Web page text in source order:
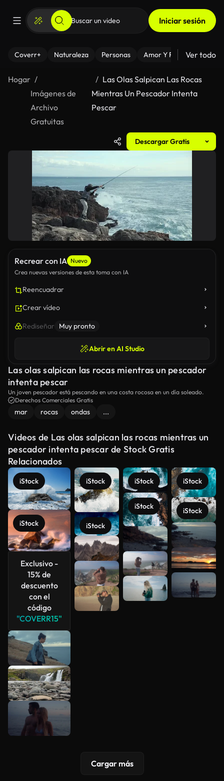
Iniciar sesión
Coverr+ Naturaleza Personas Amor Y Relaciones
Ver todo
Hogar
Imágenes de
Archivo
Gratuitas
Las Olas Salpican Las Rocas
Mientras Un Pescador Intenta
Pescar
Descargar Gratis
Recrear con IA Nuevo
Crea nuevas versiones de esta toma con IA
Reencuadrar
Crear vídeo
Rediseñar Muy pronto
Abrir en AI Studio
Las olas salpican las rocas mientras un pescador
intenta pescar
Un joven pescador está pescando en una costa rocosa en un día soleado.
Derechos Comerciales Gratis
mar rocas ondas ...
Videos de Las olas salpican las rocas mientras un
pescador intenta pescar de Stock Gratis
Relacionados
iStock
iStock
Exclusivo -
15% de
descuento
con el
código
"COVERR15"
iStock
iStock
iStock
iStock
iStock
iStock
Ver más
Cargar más